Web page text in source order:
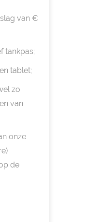
van €
tankpas;
tablet;
zo
van
onze
de